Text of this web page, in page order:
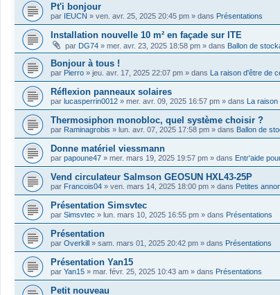
Pt'i bonjour
par IEUCN » ven. avr. 25, 2025 20:45 pm » dans Présentations
Installation nouvelle 10 m² en façade sur ITE
par DG74 » mer. avr. 23, 2025 18:58 pm » dans Ballon de
Bonjour à tous !
par Pierro » jeu. avr. 17, 2025 22:07 pm » dans La raison d'être de
Réflexion panneaux solaires
par lucasperrin0012 » mer. avr. 09, 2025 16:57 pm » dans La
Thermosiphon monobloc, quel système choisir ?
par Raminagrobis » lun. avr. 07, 2025 17:58 pm » dans Ballon de
Donne matériel viessmann
par papoune47 » mer. mars 19, 2025 19:57 pm » dans Entr'aide
Vend circulateur Salmson GEOSUN HXL43-25P
par Francois04 » ven. mars 14, 2025 18:00 pm » dans Petites
Présentation Simsvtec
par Simsvtec » lun. mars 10, 2025 16:55 pm » dans Présentations
Présentation
par Overkill » sam. mars 01, 2025 20:42 pm » dans Présentations
Présentation Yan15
par Yan15 » mar. févr. 25, 2025 10:43 am » dans Présentations
Petit nouveau